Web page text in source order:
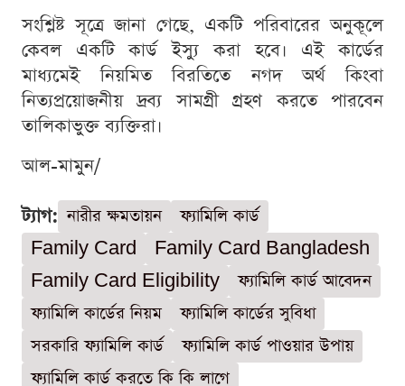
সংশ্লিষ্ট সূত্রে জানা গেছে, একটি পরিবারের অনুকূলে
কেবল একটি কার্ড ইস্যু করা হবে। এই কার্ডের
মাধ্যমেই নিয়মিত বিরতিতে নগদ অর্থ কিংবা
নিত্যপ্রয়োজনীয় দ্রব্য সামগ্রী গ্রহণ করতে পারবেন
তালিকাভুক্ত ব্যক্তিরা।
আল-মামুন/
ট্যাগ: নারীর ক্ষমতায়ন
ফ্যামিলি কার্ড
Family Card
Family Card Bangladesh
Family Card Eligibility
ফ্যামিলি কার্ড আবেদন
ফ্যামিলি কার্ডের নিয়ম
ফ্যামিলি কার্ডের সুবিধা
সরকারি ফ্যামিলি কার্ড
ফ্যামিলি কার্ড পাওয়ার উপায়
ফ্যামিলি কার্ড করতে কি কি লাগে